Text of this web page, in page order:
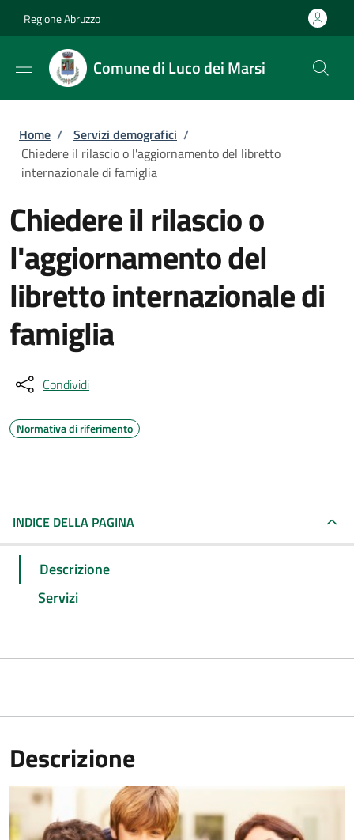
Regione Abruzzo
Comune di Luco dei Marsi
Briciole di pane
Home / Servizi demografici /
Chiedere il rilascio o l'aggiornamento del libretto
internazionale di famiglia
Chiedere il rilascio o
l'aggiornamento del
libretto internazionale di
famiglia
Condividi
Normativa di riferimento
INDICE DELLA PAGINA
Descrizione
Servizi
Descrizione